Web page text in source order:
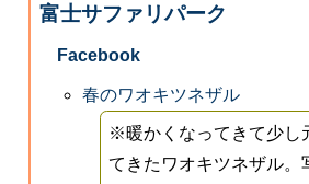
富士サファリパーク
Facebook
春のワオキツネザル
※暖かくなってきて少し
てきたワオキツネザル。